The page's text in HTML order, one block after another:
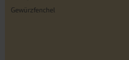
Gewürzfenchel